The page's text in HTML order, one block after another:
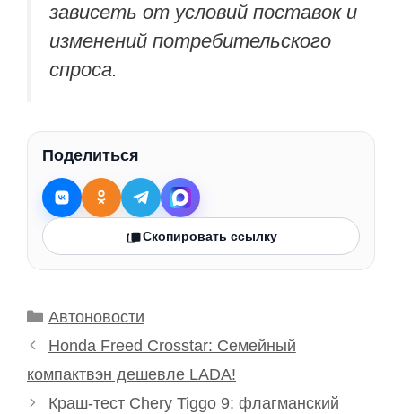
зависеть от условий поставок и
изменений потребительского
спроса.
Поделиться
Скопировать ссылку
Рубрики
Автоновости
Honda Freed Crosstar: Семейный
компактвэн дешевле LADA!
Краш-тест Chery Tiggo 9: флагманский